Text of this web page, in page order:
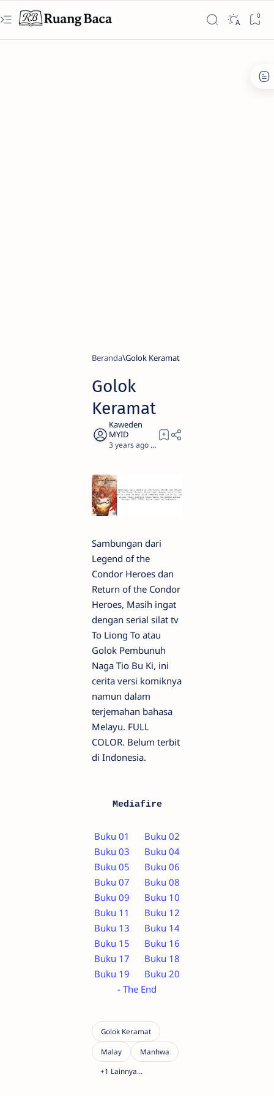
Beranda Golok Keramat
Golok
Keramat
3 years ago 0
Sambungan dari
Legend of the
Condor Heroes dan
Return of the Condor
Heroes, Masih ingat
dengan serial silat tv
To Liong To atau
Golok Pembunuh
Naga Tio Bu Ki, ini
cerita versi komiknya
namun dalam
terjemahan bahasa
Melayu. FULL
COLOR. Belum terbit
di Indonesia.
Mediafire
Buku 01
Buku 02
Buku 03
Buku 04
Buku 05
Buku 06
Buku 07
Buku 08
Buku 09
Buku 10
Buku 11
Buku 12
Buku 13
Buku 14
Buku 15
Buku 16
Buku 17
Buku 18
Buku 19
Buku 20
- The End